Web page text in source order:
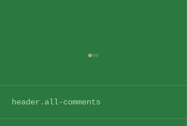
Le RITMO
header.all-comments